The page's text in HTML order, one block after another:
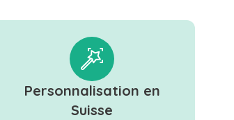
Personnalisation en
Suisse